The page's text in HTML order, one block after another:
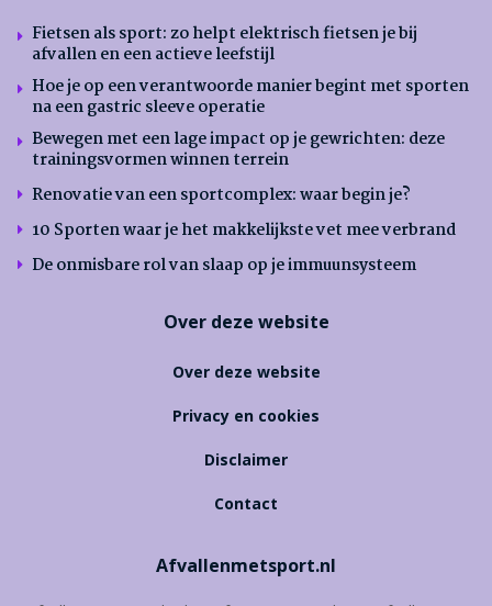
Fietsen als sport: zo helpt elektrisch fietsen je bij
afvallen en een actieve leefstijl
Hoe je op een verantwoorde manier begint met sporten
na een gastric sleeve operatie
Bewegen met een lage impact op je gewrichten: deze
trainingsvormen winnen terrein
Renovatie van een sportcomplex: waar begin je?
10 Sporten waar je het makkelijkste vet mee verbrand
De onmisbare rol van slaap op je immuunsysteem
Over deze website
Over deze website
Privacy en cookies
Disclaimer
Contact
Afvallenmetsport.nl